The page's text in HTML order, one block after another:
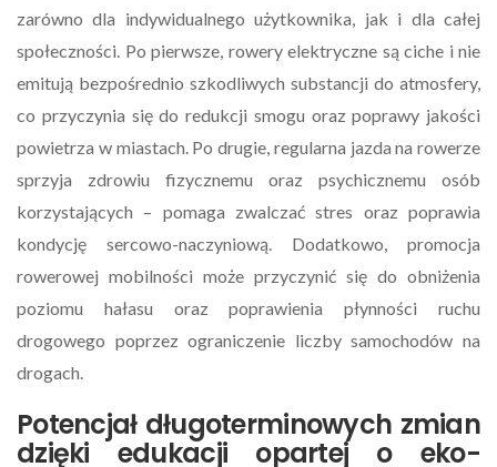
zarówno dla indywidualnego użytkownika, jak i dla całej
społeczności. Po pierwsze, rowery elektryczne są ciche i nie
emitują bezpośrednio szkodliwych substancji do atmosfery,
co przyczynia się do redukcji smogu oraz poprawy jakości
powietrza w miastach. Po drugie, regularna jazda na rowerze
sprzyja zdrowiu fizycznemu oraz psychicznemu osób
korzystających – pomaga zwalczać stres oraz poprawia
kondycję sercowo-naczyniową. Dodatkowo, promocja
rowerowej mobilności może przyczynić się do obniżenia
poziomu hałasu oraz poprawienia płynności ruchu
drogowego poprzez ograniczenie liczby samochodów na
drogach.
Potencjał długoterminowych zmian
dzięki edukacji opartej o eko-